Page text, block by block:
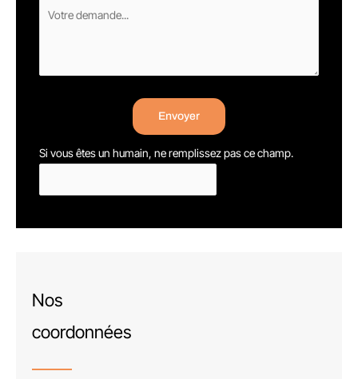
Envoyer
Si vous êtes un humain, ne remplissez pas ce champ.
Nos
coordonnées